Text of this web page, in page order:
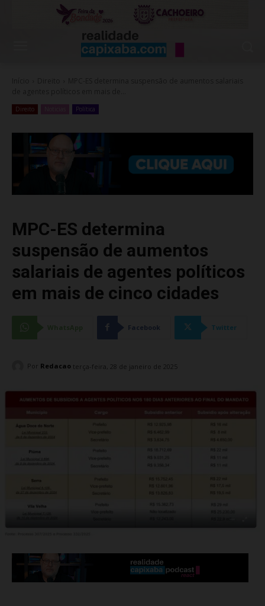
Direito Política
MPC-ES determina
suspensão de aumentos
salariais de agentes políticos
em mais de cinco cidades
Facebook Twitter
Por Redacao terça-feira, 28 de janeiro de 2025